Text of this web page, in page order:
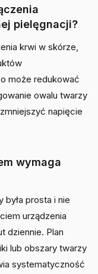
pielęgnacji?
krwi w skórze,
może redukować
owalu twarzy
napięcie
wymaga
była prosta i nie
urządzenia
dziennie. Plan
lub obszary twarzy
systematyczność